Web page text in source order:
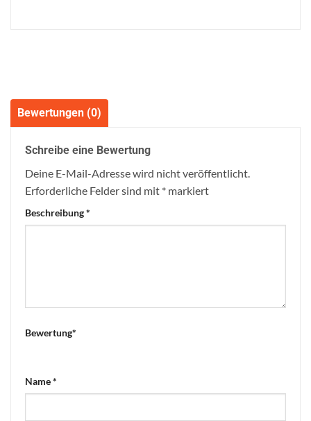
Bewertungen (0)
Schreibe eine Bewertung
Deine E-Mail-Adresse wird nicht veröffentlicht.
Erforderliche Felder sind mit * markiert
Beschreibung*
Bewertung*
Name*